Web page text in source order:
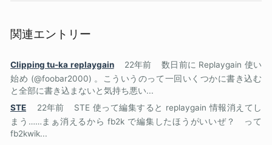
関連エントリー
Clipping tu-ka replaygain 22年前
数日前に Replaygain 使い
始め (@foobar2000) 。こういうのって一回いくつかに書き込む
と全部に書き込まないと気持ち悪い...
STE
22年前
STE 使って編集すると replaygain 情報消えてし
まう……まぁ消えるから fb2k で編集したほうがいいぜ？ って
fb2kwik...